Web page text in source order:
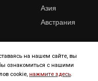
Азия
Австрания
reserved
на нашем сайте, вы
ознакомиться с нашими
cookie, нажмите здесь.